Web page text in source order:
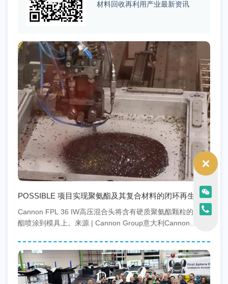
材料回收再利用产业最新资讯
POSSIBLE 项目实现聚氨酯及其复合材料的闭环再生
Cannon FPL 36 IW高压混合头将含有硬质聚氨酯颗粒的聚氨
酯喷涂到模具上。来源 | Cannon Group意大利Cannon